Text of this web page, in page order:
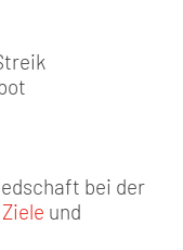
bei der
Ziele und